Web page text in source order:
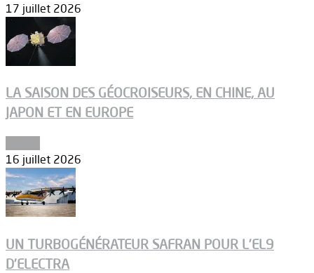
17 juillet 2026
LA SAISON DES GÉOCROISEURS, EN CHINE, AU
JAPON ET EN EUROPE
16 juillet 2026
UN TURBOGÉNÉRATEUR SAFRAN POUR L’EL9
D’ELECTRA